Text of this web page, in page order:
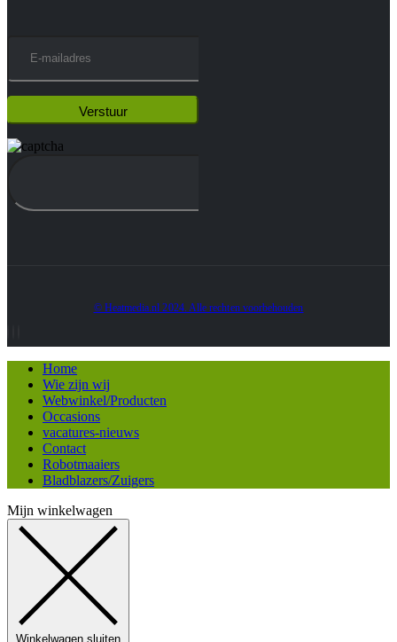
© Heatmedia.nl 2024. Alle rechten voorbehouden
Home
Wie zijn wij
Webwinkel/Producten
Occasions
vacatures-nieuws
Contact
Robotmaaiers
Bladblazers/Zuigers
Mijn winkelwagen
Winkelwagen sluiten